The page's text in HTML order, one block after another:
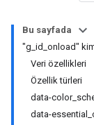
Bu sayfada
"g_id_onload"
Veri özellikleri
Özellik türleri
data-
data-